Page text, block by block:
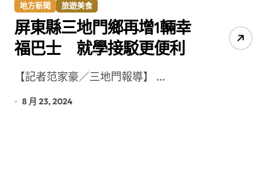
地方新聞 旅遊美食
屏東縣三地門鄉再增1輛幸
福巴士 就學接駁更便利
【記者范家豪／三地門報導】 ...
8 月 23, 2024